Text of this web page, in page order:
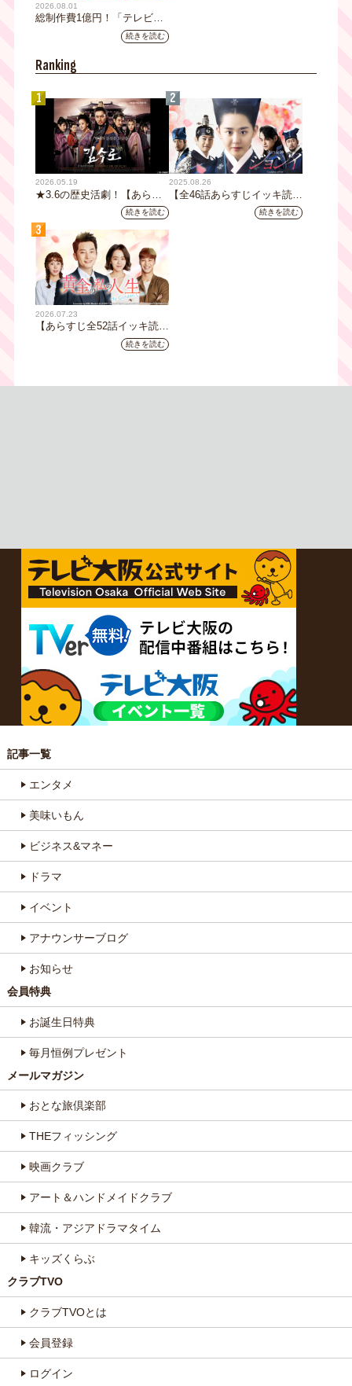
2026.08.01
総制作費1億円！「テレビ大
阪ネクストIPプロジェクト」
第1弾採用企画が決定 第2弾
続きを読む
Ranking
1
2026.05.19
★3.6の歴史活劇！【あらす
じ全32話イッキ読み】韓国ド
ラマ『鉄の王 キム・スロ』
｜テレビ大阪5月20日(水)あ
さ8時00分スタート【TVer配
信あり】
続きを読む
2
2025.08.26
【全46話あらすじイッキ読
み】韓国ドラマ『火の女神
ジョンイ』｜テレビ大阪 9
続きを読む
3
2026.07.23
【あらすじ全52話イッキ読
み】韓国ドラマ『黄金の私の
人生』｜テレビ大阪 月曜～
続きを読む
記事一覧
エンタメ
美味いもん
ビジネス&マネー
ドラマ
イベント
アナウンサーブログ
お知らせ
会員特典
お誕生日特典
毎月恒例プレゼント
メールマガジン
おとな旅倶楽部
THEフィッシング
映画クラブ
アート＆ハンドメイドクラブ
韓流・アジアドラマタイム
キッズくらぶ
クラブTVO
クラブTVOとは
会員登録
ログイン